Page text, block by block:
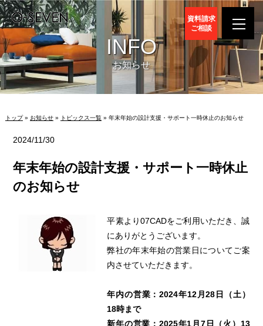
資料請求
ご相談
INFO
お知らせ
トップ» お知らせ» トピックス一覧» 年末年始の設計支援・サポート一時休止のお知らせ
2024/11/30
年末年始の設計支援・サポート一時休止
のお知らせ
平素より07CADをご利用いただき、誠
にありがとうございます。
弊社の年末年始の営業日についてご案
内させていただきます。
年内の営業：2024年12月28日（土）
18時まで
新年の営業：2025年1月7日（火） 13